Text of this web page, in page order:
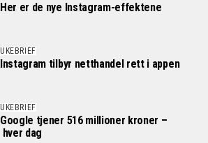
Her er de nye Instagram-effektene
UKEBRIEF
Instagram tilbyr netthandel rett i appen
UKEBRIEF
Google tjener 516 millioner kroner –
hver dag